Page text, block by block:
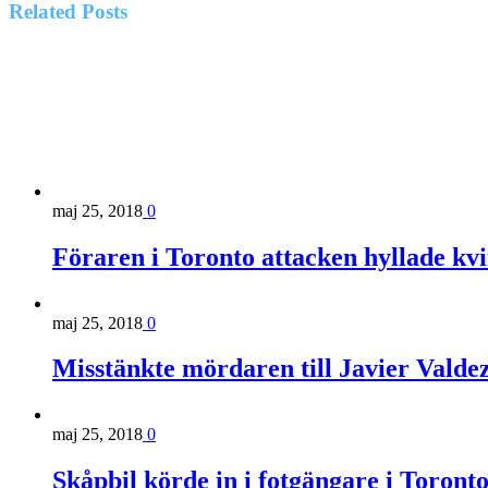
Related Posts
maj 25, 2018 0
Föraren i Toronto attacken hyllade
maj 25, 2018 0
Misstänkte mördaren till Javier
maj 25, 2018 0
Skåpbil körde in i fotgängare i Toronto